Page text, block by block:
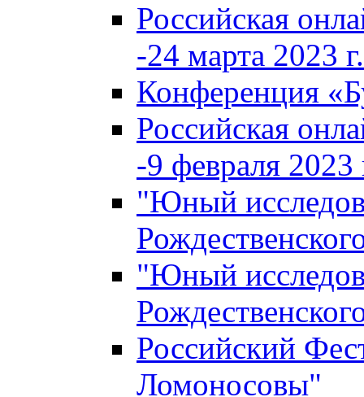
Российская
-24 марта 2023
Конференция
Российская
-9 февраля 2023
"Юный
"Юный
Российский
Ломоносовы"